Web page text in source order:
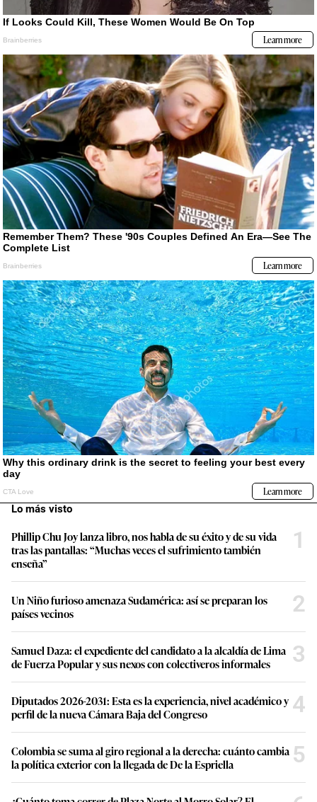
Lo más visto
Phillip Chu Joy lanza libro, nos habla de su éxito y de su vida
tras las pantallas: “Muchas veces el sufrimiento también
enseña”
1
Un Niño furioso amenaza Sudamérica: así se preparan los
países vecinos
2
Samuel Daza: el expediente del candidato a la alcaldía de Lima
de Fuerza Popular y sus nexos con colectiveros informales
3
Diputados 2026-2031: Esta es la experiencia, nivel académico y
perfil de la nueva Cámara Baja del Congreso
4
Colombia se suma al giro regional a la derecha: cuánto cambia
la política exterior con la llegada de De la Espriella
5